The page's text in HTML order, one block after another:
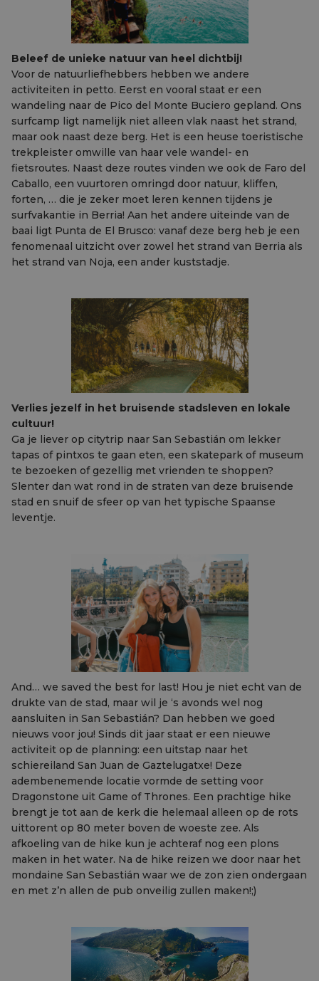
Beleef de unieke natuur van heel dichtbij!
Voor de natuurliefhebbers hebben we andere
activiteiten in petto. Eerst en vooral staat er een
wandeling naar de Pico del Monte Buciero gepland. Ons
surfcamp ligt namelijk niet alleen vlak naast het strand,
maar ook naast deze berg. Het is een heuse toeristische
trekpleister omwille van haar vele wandel- en
fietsroutes. Naast deze routes vinden we ook de Faro del
Caballo, een vuurtoren omringd door natuur, kliffen,
forten, … die je zeker moet leren kennen tijdens je
surfvakantie in Berria! Aan het andere uiteinde van de
baai ligt Punta de El Brusco: vanaf deze berg heb je een
fenomenaal uitzicht over zowel het strand van Berria als
het strand van Noja, een ander kuststadje.
Verlies jezelf in het bruisende stadsleven en lokale
cultuur!
Ga je liever op citytrip naar San Sebastián om lekker
tapas of pintxos te gaan eten, een skatepark of museum
te bezoeken of gezellig met vrienden te shoppen?
Slenter dan wat rond in de straten van deze bruisende
stad en snuif de sfeer op van het typische Spaanse
leventje.
And… we saved the best for last! Hou je niet echt van de
drukte van de stad, maar wil je ‘s avonds wel nog
aansluiten in San Sebastián? Dan hebben we goed
nieuws voor jou! Sinds dit jaar staat er een nieuwe
activiteit op de planning: een uitstap naar het
schiereiland San Juan de Gaztelugatxe! Deze
adembenemende locatie vormde de setting voor
Dragonstone uit Game of Thrones. Een prachtige hike
brengt je tot aan de kerk die helemaal alleen op de rots
uittorent op 80 meter boven de woeste zee. Als
afkoeling van de hike kun je achteraf nog een plons
maken in het water. Na de hike reizen we door naar het
mondaine San Sebastián waar we de zon zien ondergaan
en met z’n allen de pub onveilig zullen maken!;)